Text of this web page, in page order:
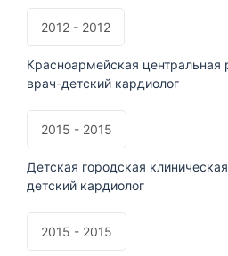
2012 - 2012
Красноармейская центральная
врач-детский кардиолог
2015 - 2015
Детская городская
детский кардиолог
2015 - 2015